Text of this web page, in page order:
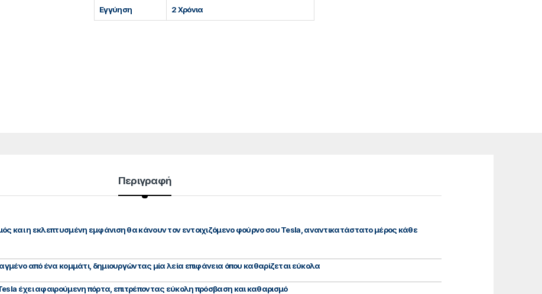
Εγγύηση 2 Χρόνια
Περιγραφή
και η εκλεπτυσμένη εμφάνιση θα κάνουν τον εντοιχιζόμενο φούρνο σου Tesla, αναντικατάστατο μέρος κάθε
από ένα κομμάτι, δημιουργώντας μία λεία επιφάνεια όπου καθαρίζεται εύκολα
έχει αφαιρούμενη πόρτα, επιτρέποντας εύκολη πρόσβαση και καθαρισμό